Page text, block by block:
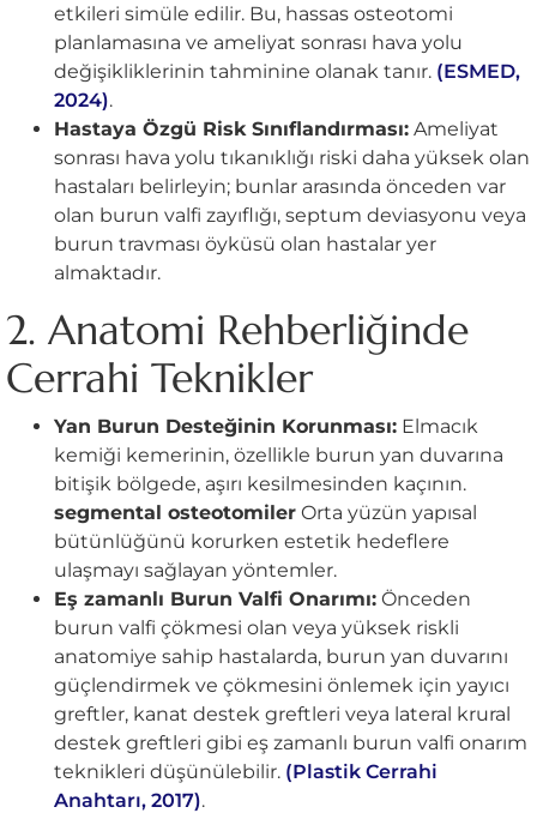
etkileri simüle edilir. Bu, hassas osteotomi
planlamasına ve ameliyat sonrası hava yolu
değişikliklerinin tahminine olanak tanır. (ESMED,
2024).
Hastaya Özgü Risk Sınıflandırması: Ameliyat
sonrası hava yolu tıkanıklığı riski daha yüksek olan
hastaları belirleyin; bunlar arasında önceden var
olan burun valfi zayıflığı, septum deviasyonu veya
burun travması öyküsü olan hastalar yer
almaktadır.
2. Anatomi Rehberliğinde
Cerrahi Teknikler
Yan Burun Desteğinin Korunması: Elmacık
kemiği kemerinin, özellikle burun yan duvarına
bitişik bölgede, aşırı kesilmesinden kaçının.
segmental osteotomiler Orta yüzün yapısal
bütünlüğünü korurken estetik hedeflere
ulaşmayı sağlayan yöntemler.
Eş zamanlı Burun Valfi Onarımı: Önceden
burun valfi çökmesi olan veya yüksek riskli
anatomiye sahip hastalarda, burun yan duvarını
güçlendirmek ve çökmesini önlemek için yayıcı
greftler, kanat destek greftleri veya lateral krural
destek greftleri gibi eş zamanlı burun valfi onarım
teknikleri düşünülebilir. (Plastik Cerrahi
Anahtarı, 2017).